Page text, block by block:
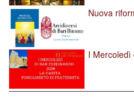
Nuova
I Mercoledì